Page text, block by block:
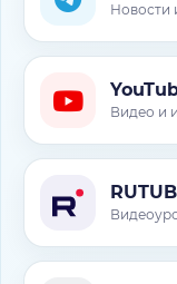
Новости
Видео и